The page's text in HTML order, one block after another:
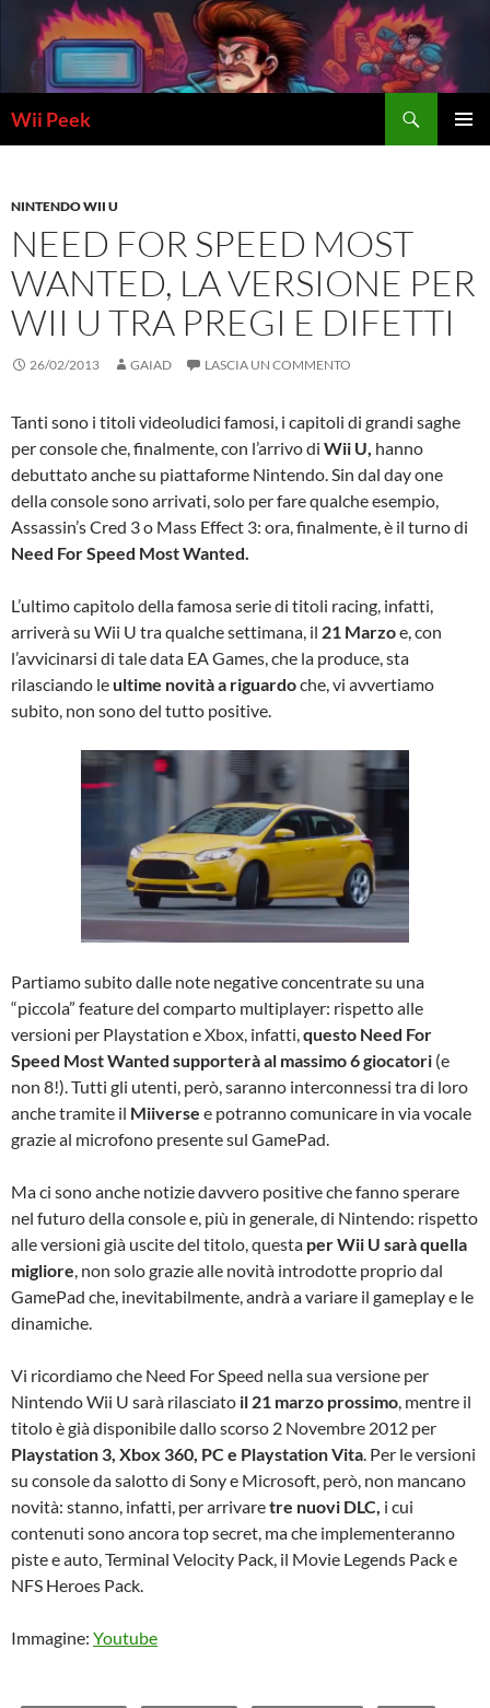
contenuto
Wii Peek
NINTENDO WII U
NEED FOR SPEED MOST
WANTED, LA VERSIONE PER
WII U TRA PREGI E DIFETTI
26/02/2013 GAIAD LASCIA UN COMMENTO
Tanti sono i titoli videoludici famosi, i capitoli di grandi saghe
per console che, finalmente, con l’arrivo di Wii U, hanno
debuttato anche su piattaforme Nintendo. Sin dal day one
della console sono arrivati, solo per fare qualche esempio,
Assassin’s Cred 3 o Mass Effect 3: ora, finalmente, è il turno di
Need For Speed Most Wanted.
L’ultimo capitolo della famosa serie di titoli racing, infatti,
arriverà su Wii U tra qualche settimana, il 21 Marzoe, con
l’avvicinarsi di tale data EA Games, che la produce, sta
rilasciando leultime novità a riguardoche, vi avvertiamo
subito, non sono del tutto positive.
Partiamo subito dalle note negative concentrate su una
“piccola” feature del comparto multiplayer: rispetto alle
versioni per Playstation e Xbox, infatti,questo Need For
Speed Most Wanted supporterà al massimo 6 giocatori (e
non 8!). Tutti gli utenti, però, saranno interconnessi tra di loro
anche tramite il Miiverse e potranno comunicare in via vocale
grazie al microfono presente sul GamePad.
Ma ci sono anche notizie davvero positive che fanno sperare
nel futuro della console e, più in generale, di Nintendo: rispetto
alle versioni già uscite del titolo, questa per Wii U sarà quella
migliore, non solo grazie alle novità introdotte proprio dal
GamePad che, inevitabilmente, andrà a variare il gameplay e le
dinamiche.
Vi ricordiamo che Need For Speed nella sua versione per
Nintendo Wii U sarà rilasciato il 21 marzo prossimo, mentre il
titolo è già disponibile dallo scorso 2 Novembre 2012 per
Playstation 3, Xbox 360, PC e Playstation Vita. Per le versioni
su console da salotto di Sony e Microsoft, però, non mancano
novità: stanno, infatti, per arrivaretre nuovi DLC, i cui
contenuti sono ancora top secret, ma che implementeranno
piste e auto, Terminal Velocity Pack, il Movie Legends Pack e
NFS Heroes Pack.
Immagine: Youtube